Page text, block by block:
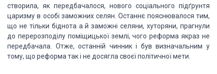
створила, як передбачалося, нового соціального підґрунтя
царизму в особі заможних селян. Останнє пояснювалося тим,
що не тільки біднота а й заможні селяни, хуторяни, прагнули
до перерозподілу поміщицької землі, чого реформа якраз не
передбачала. Отже, останній чинник і був визначальним у
тому, що реформа так і не досягла своєї політичної мети.